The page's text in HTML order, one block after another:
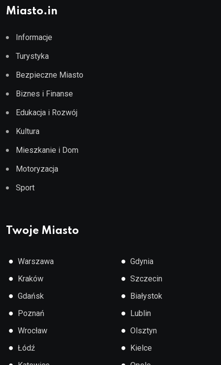
Miasto.in
Informacje
Turystyka
Bezpieczne Miasto
Biznes i Finanse
Edukacja i Rozwój
Kultura
Mieszkanie i Dom
Motoryzacja
Sport
Twoje Miasto
● Warszawa
● Kraków
● Gdańsk
● Poznań
● Wrocław
● Łódź
● Gdynia
● Szczecin
● Białystok
● Lublin
● Olsztyn
● Kielce